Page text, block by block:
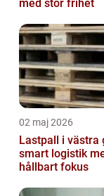
med stor frihet
02 maj 2026
Lastpall i västra
smart logistik
hållbart fokus